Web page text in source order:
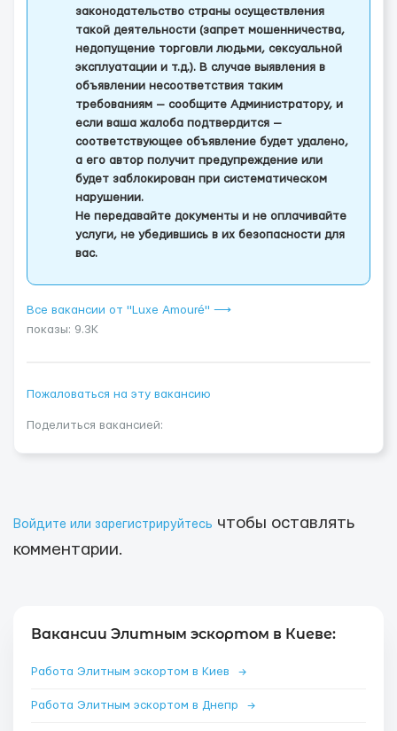
законодательство страны осуществления
такой деятельности (запрет мошенничества,
недопущение торговли людьми, сексуальной
эксплуатации и т.д.). В случае выявления в
объявлении несоответствия таким
требованиям — сообщите Администратору, и
если ваша жалоба подтвердится —
соответствующее объявление будет удалено,
а его автор получит предупреждение или
будет заблокирован при систематическом
нарушении.
Не передавайте документы и не оплачивайте
услуги, не убедившись в их безопасности для
вас.
Все вакансии от "Luxe Amouré" ⟶
показы: 9.3K
Пожаловаться на эту вакансию
Поделиться вакансией:
Войдите или зарегистрируйтесь чтобы оставлять
комментарии.
Вакансии Элитным эскортом в Киеве:
Работа Элитным эскортом в Киев →
Работа Элитным эскортом в Днепр →